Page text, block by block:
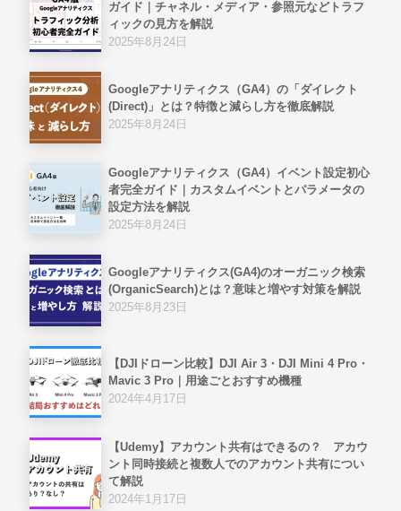
ガイド｜チャネル・メディア・参照元などトラフ
ィックの見方を解説
2025年8月24日
Googleアナリティクス（GA4）の「ダイレクト
(Direct)」とは？特徴と減らし方を徹底解説
2025年8月24日
Googleアナリティクス（GA4）イベント設定初心
者完全ガイド｜カスタムイベントとパラメータの
設定方法を解説
2025年8月24日
Googleアナリティクス(GA4)のオーガニック検索
(OrganicSearch)とは？意味と増やす対策を解説
2025年8月23日
【DJIドローン比較】DJI Air 3・DJI Mini 4 Pro・
Mavic 3 Pro｜用途ごとおすすめ機種
2024年4月17日
【Udemy】アカウント共有はできるの？ アカウ
ント同時接続と複数人でのアカウント共有につい
て解説
2024年1月17日